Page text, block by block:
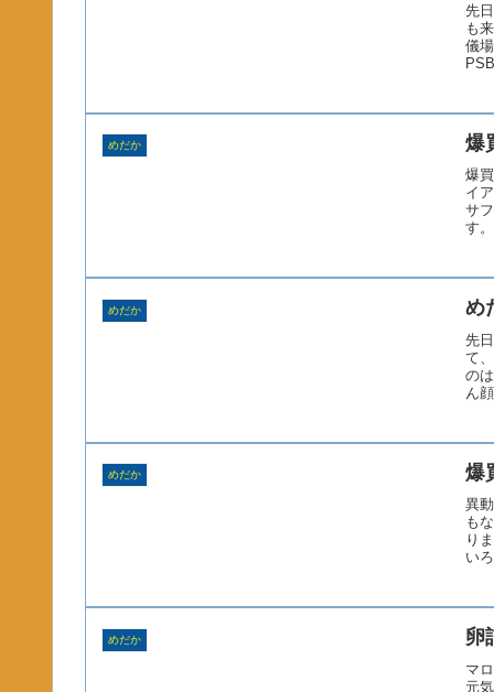
先
も
儀
めだか 爆
爆
イ
サ
す
めだか め
先
て
の
ん
めだか 爆
異
も
り
い
めだか 卵
マ
元